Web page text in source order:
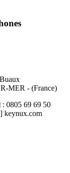
MER - (France)
: 0805 69 69 50
keynux.com